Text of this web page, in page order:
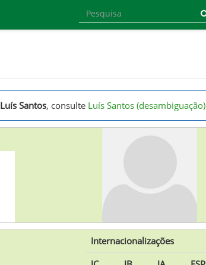
Luís Santos, consulte Luís Santos (desambiguação)
Internacionalizações